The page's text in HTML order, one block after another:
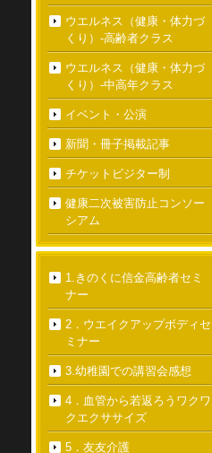
ウエルネス（健康・体力づ
くり）-高齢者クラス
ウエルネス（健康・体力づ
くり）-中高年クラス
イベント・公演
新聞・冊子掲載記事
チケットビジター制
健康二次被害防止コンソー
シアム
1.きのくに信金高齢者セミ
ナー
2．ウエイクアップボディセ
ミナー
3.幼稚園での講習会感想
4．血管から若返ろうワクワ
クエクササイズ
5．友友介護